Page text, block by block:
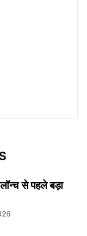
से पहले बड़ा